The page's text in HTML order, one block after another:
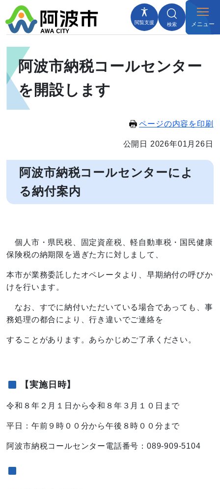
閲覧支援 検索 メニュー
阿波市納税コールセンター
を開設します
ページの内容を印刷
公開日 2026年01月26日
阿波市納税コールセンターによ
る納付案内
個人市・県民税、固定資産税、軽自動車税・国民健康
保険税の納期限を過ぎた方に対しまして、
本市が業務委託したオペレータより、早期納付の呼びか
けを行います。
なお、すでに納付いただいている場合であっても、事
務処理の都合により、行き違いでご連絡を
することがあります。あらかじめご了承ください。
【実施日時】
令和８年２月１日から令和８年３月１０日まで
平日：午前９時００分から午後８時００分まで
阿波市納税コールセンター電話番号：089-909-5104